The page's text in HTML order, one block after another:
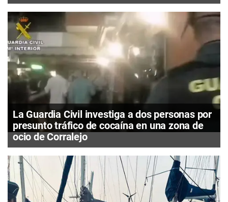
La Guardia Civil investiga a dos personas por
presunto tráfico de cocaína en una zona de
ocio de Corralejo